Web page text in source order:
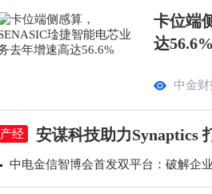
卡位端
达
中金财
产经 安谋科技助力Synaptics
中电金信智博会首发双平台：破解企